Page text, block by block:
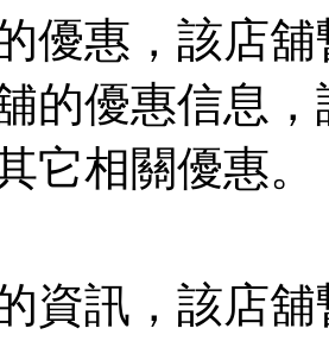
優惠，該店
的優惠信息
它相關優惠。
資訊，該店